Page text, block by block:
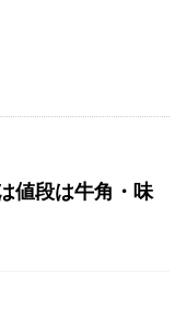
値段は牛角・味